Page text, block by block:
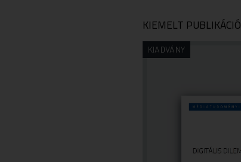
KIEMELT PUBLIKÁCIÓ
KIADVÁNY